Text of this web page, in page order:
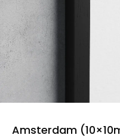
Amsterdam